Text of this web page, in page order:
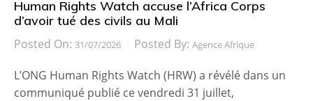
Human Rights Watch accuse l’Africa Corps
d’avoir tué des civils au Mali
Posted On: 31/07/2026 Posted By: Agence Afrique
L’ONG Human Rights Watch (HRW) a révélé dans un
communiqué publié ce vendredi 31 juillet,